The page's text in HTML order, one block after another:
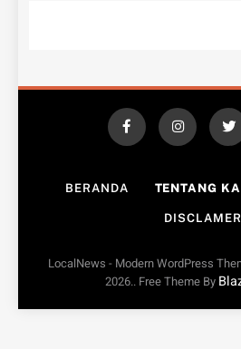
BERANDA TENTANG
DISCLAMER
LocalNews - Modern WordPress
2026.. Free Theme By